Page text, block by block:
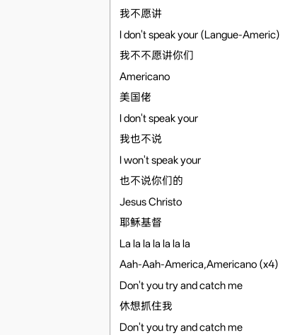
我不愿讲
I don't speak your (Langue-Americ)
我不不愿讲你们
Americano
美国佬
I don't speak your
我也不说
I won't speak your
也不说你们的
Jesus Christo
耶稣基督
La la la la la la la
Aah-Aah-America,Americano (x4)
Don't you try and catch me
休想抓住我
Don't you try and catch me